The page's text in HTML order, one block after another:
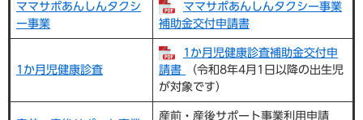
ママサポあんしんタクシ
ー事業
ママサポあんしんタクシー事業
補助金交付申請書
1か月児健康診査
1か月児健康診査補助金交付申
請書
（令和8年4月1日以降の出生児
が対象です）
産前・産後サポート事業利用申請